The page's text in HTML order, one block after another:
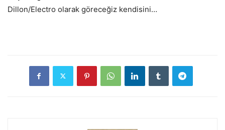
Dillon/Electro olarak göreceğiz kendisini…